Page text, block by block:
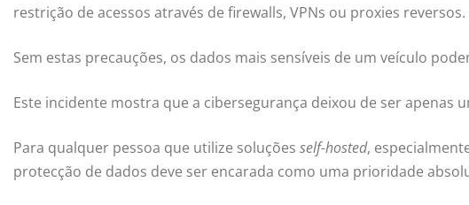
restrição de acessos através de firewalls, VPNs ou proxies reversos.
Sem estas precauções, os dados mais sensíveis de um veículo
Este incidente mostra que a cibersegurança deixou de ser apenas
Para qualquer pessoa que utilize soluções self-hosted,
protecção de dados deve ser encarada como uma prioridade